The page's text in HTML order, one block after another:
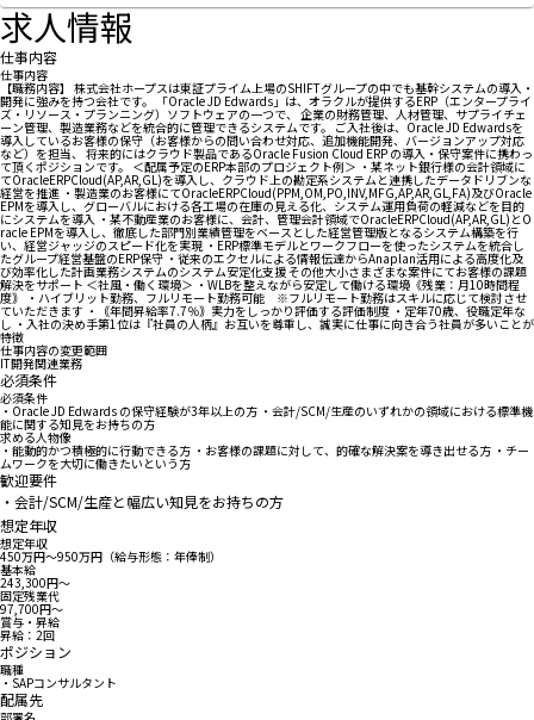
求人情報
仕事内容
仕事内容
【職務内容】 株式会社ホープスは東証プライム上場のSHIFTグループの中でも基幹システムの導入・
開発に強みを持つ会社です。 「Oracle JD Edwards」は、オラクルが提供するERP（エンタープライ
ズ・リソース・プランニング）ソフトウェアの一つで、 企業の財務管理、人材管理、サプライチェ
ーン管理、製造業務などを統合的に管理できるシステムです。 ご入社後は、Oracle JD Edwardsを
導入しているお客様の保守（お客様からの問い合わせ対応、追加機能開発、バージョンアップ対応
など）を担当、 将来的にはクラウド製品であるOracle Fusion Cloud ERP の導入・保守案件に携わっ
て頂くポジションです。 ＜配属予定のERP本部のプロジェクト例＞ ・某ネット銀行様の会計領域に
てOracleERPCloud(AP,AR,GL)を導入し、クラウド上の勘定系システムと連携したデータドリブンな
経営を推進 ・製造業のお客様にてOracleERPCloud(PPM,OM,PO,INV,MFG,AP,AR,GL,FA)及びOracle
EPMを導入し、グローバルにおける各工場の在庫の見える化、システム運用負荷の軽減などを目的
にシステムを導入 ・某不動産業のお客様に、会計、管理会計領域でOracleERPCloud(AP,AR,GL)とO
racle EPMを導入し、徹底した部門別業績管理をベースとした経営管理版となるシステム構築を行
い、経営ジャッジのスピード化を実現 ・ERP標準モデルとワークフローを使ったシステムを統合し
たグループ経営基盤のERP保守 ・従来のエクセルによる情報伝達からAnaplan活用による高度化及
び効率化した計画業務システムのシステム安定化支援 その他大小さまざまな案件にてお客様の課題
解決をサポート ＜社風・働く環境＞ ・WLBを整えながら安定して働ける環境《残業：月10時間程
度｠ ・ハイブリット勤務、フルリモート勤務可能 ※フルリモート勤務はスキルに応じて検討させ
ていただきます ・｟年間昇給率7.7％｠実力をしっかり評価する評価制度 ・定年70歳、役職定年な
し ・入社の決め手第1位は『社員の人柄』お互いを尊重し、誠実に仕事に向き合う社員が多いことが
特徴
仕事内容の変更範囲
IT開発関連業務
必須条件
必須条件
・Oracle JD Edwards の保守経験が3年以上の方 ・会計/SCM/生産のいずれかの領域における標準機
能に関する知見をお持ちの方
求める人物像
・能動的かつ積極的に行動できる方 ・お客様の課題に対して、的確な解決案を導き出せる方 ・チー
ムワークを大切に働きたいという方
歓迎要件
・会計/SCM/生産と幅広い知見をお持ちの方
想定年収
想定年収
450万円〜950万円（給与形態：年俸制）
基本給
243,300円〜
固定残業代
97,700円〜
賞与・昇給
昇給：2回
ポジション
職種
・SAPコンサルタント
配属先
部署名